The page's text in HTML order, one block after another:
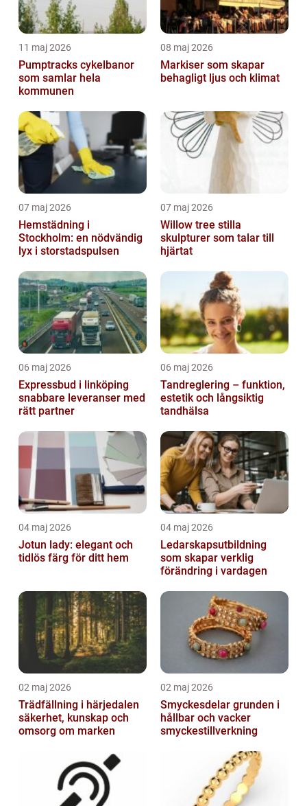
11 maj 2026
Pumptracks cykelbanor
som samlar hela
kommunen
08 maj 2026
Markiser som skapar
behagligt ljus och klimat
07 maj 2026
Hemstädning i
Stockholm: en nödvändig
lyx i storstadspulsen
07 maj 2026
Willow tree stilla
skulpturer som talar till
hjärtat
06 maj 2026
Expressbud i linköping
snabbare leveranser med
rätt partner
06 maj 2026
Tandreglering – funktion,
estetik och långsiktig
tandhälsa
04 maj 2026
Jotun lady: elegant och
tidlös färg för ditt hem
04 maj 2026
Ledarskapsutbildning
som skapar verklig
förändring i vardagen
02 maj 2026
Trädfällning i härjedalen
säkerhet, kunskap och
omsorg om marken
02 maj 2026
Smyckesdelar grunden i
hållbar och vacker
smyckestillverkning